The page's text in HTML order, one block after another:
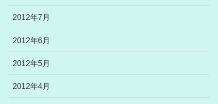
2012年7月
2012年6月
2012年5月
2012年4月